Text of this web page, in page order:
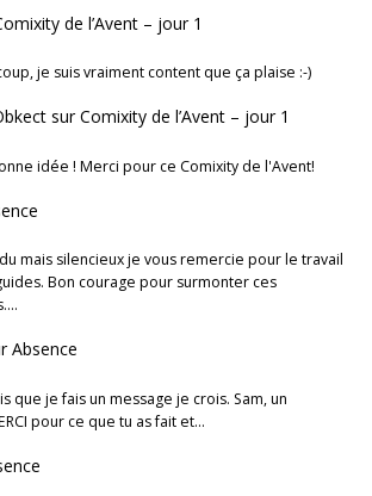
de l’Avent – jour 1
je suis vraiment content que ça plaise :-)
surComixity de l’Avent – jour 1
idée ! Merci pour ce Comixity de l'Avent!
mais silencieux je vous remercie pour le travail
Bon courage pour surmonter ces
Absence
que je fais un message je crois. Sam, un
pour ce que tu as fait et…